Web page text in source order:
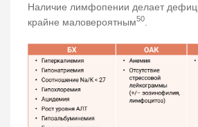
Наличие лимфопении делает
крайне маловероятным50